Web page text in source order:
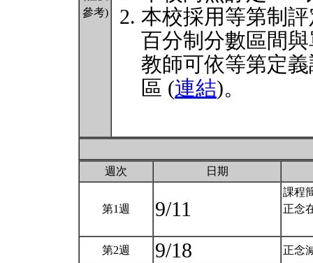
參考)
本校採用等第制
百分制分數區間
教師可依等第定
區 (連結)。
週次 日期
第1週 9/11
課程
正念
第2週 9/18 正念